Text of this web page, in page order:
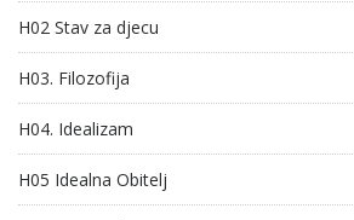
H02 Stav za djecu
H03. Filozofija
H04. Idealizam
H05 Idealna Obitelj